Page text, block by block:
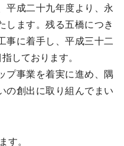
成二十九年度より、永
します。残る五橋につき
事に着手し、平成三十二
しております。
事業を着実に進め、隅
の創出に取り組んでまい
す。